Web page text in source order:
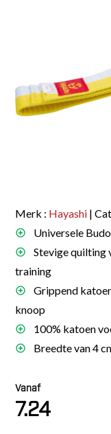
Merk : Hayashi |
Universele
Stevige quilting
training
Grippend
knoop
100% katoen
Breedte van 4
Vanaf
7.24